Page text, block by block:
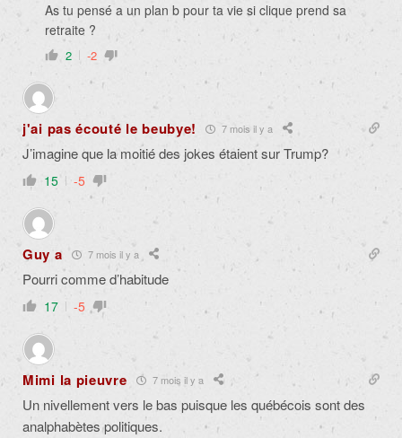
As tu pensé a un plan b pour ta vie si clique prend sa
retraite ?
2 -2
j'ai pas écouté le beubye! 7 mois il y a
J’imagine que la moitié des jokes étaient sur Trump?
15 -5
Guy a 7 mois il y a
Pourri comme d’habitude
17 -5
Mimi la pieuvre 7 mois il y a
Un nivellement vers le bas puisque les québécois sont des
analphabètes politiques.